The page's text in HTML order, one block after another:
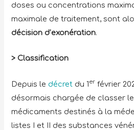
doses ou concentrations
maximale de traitement, sont
décision d’exonération.
> Classification
Depuis le décret du 1er février
désormais chargée de classer
médicaments destinés à la
listes I et II des substances